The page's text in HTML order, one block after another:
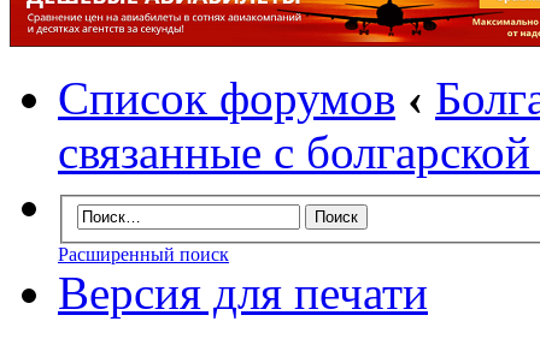
Список форумов ‹
связанные с
Расширенный поиск
Версия для печати